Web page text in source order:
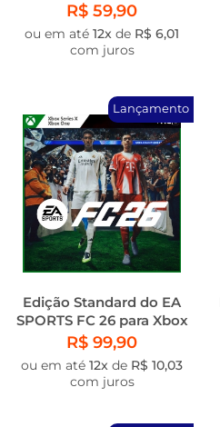
R$ 59,90
ou em até 12x de R$ 6,01
com juros
Lançamento
Edição Standard do EA
SPORTS FC 26 para Xbox
One e Xbox Series X|S
R$ 99,90
ou em até 12x de R$ 10,03
com juros